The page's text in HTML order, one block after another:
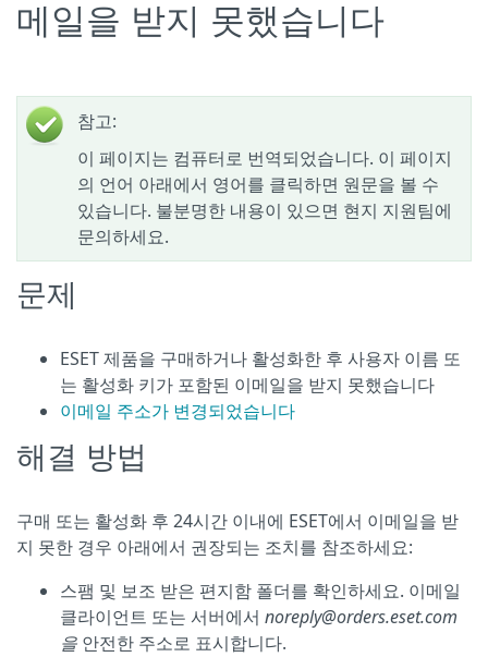
메일을 받지 못했습니다
참고:
이 페이지는 컴퓨터로 번역되었습니다. 이 페이지
의 언어 아래에서 영어를 클릭하면 원문을 볼 수
있습니다. 불분명한 내용이 있으면 현지 지원팀에
문의하세요.
문제
ESET 제품을 구매하거나 활성화한 후 사용자 이름 또
는 활성화 키가 포함된 이메일을 받지 못했습니다
이메일 주소가 변경되었습니다
해결 방법
구매 또는 활성화 후 24시간 이내에 ESET에서 이메일을 받
지 못한 경우 아래에서 권장되는 조치를 참조하세요:
스팸 및 보조 받은 편지함 폴더를 확인하세요. 이메일
클라이언트 또는 서버에서 noreply@orders.eset.com
을 안전한 주소로 표시합니다.